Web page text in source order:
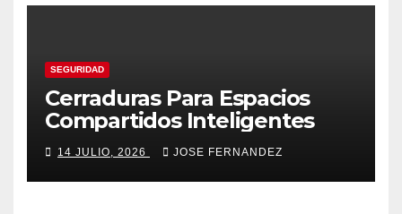
SEGURIDAD
Cerraduras Para Espacios
Compartidos Inteligentes
14 JULIO, 2026 JOSE FERNANDEZ